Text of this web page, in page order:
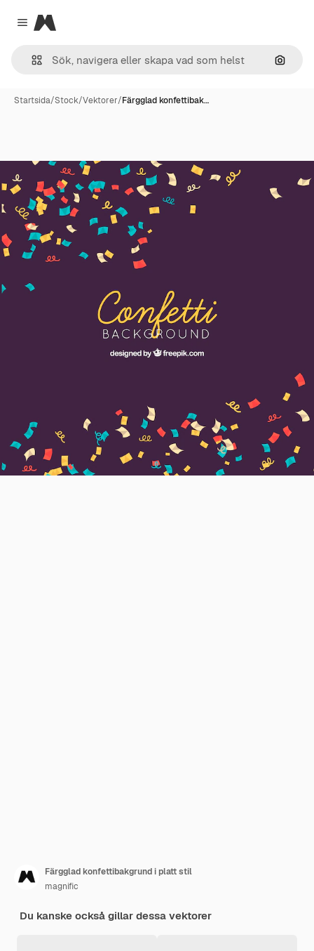
Close menu
Magnific
Sök
Startsida/Stock/Vektorer/Färgglad konfettibak…
Färgglad konfettibakgrund i platt stil
magnific
Du kanske också gillar dessa vektorer